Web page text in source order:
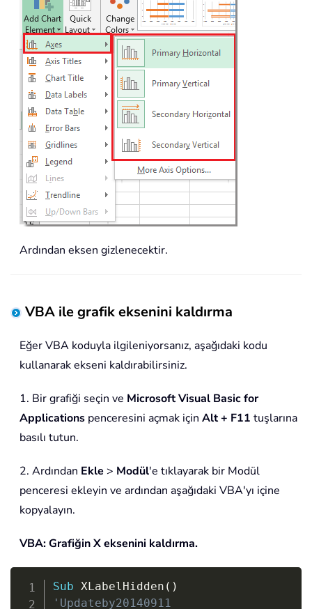
Ardından eksen gizlenecektir.
VBA ile grafik eksenini kaldırma
Eğer VBA koduyla ilgileniyorsanız, aşağıdaki kodu
kullanarak ekseni kaldırabilirsiniz.
1. Bir grafiği seçin ve Microsoft Visual Basic for
Applications penceresini açmak için Alt + F11 tuşlarına
basılı tutun.
2. Ardından Ekle > Modül'e tıklayarak bir Modül
penceresi ekleyin ve ardından aşağıdaki VBA'yı içine
kopyalayın.
VBA: Grafiğin X eksenini kaldırma.
Sub XLabelHidden ( )
'Updateby20140911